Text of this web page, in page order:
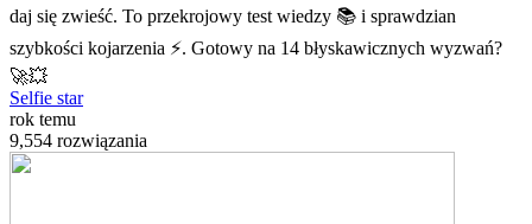
daj się zwieść. To przekrojowy test wiedzy 📚 i sprawdzian
szybkości kojarzenia ⚡. Gotowy na 14 błyskawicznych wyzwań?
🚀💥
Selfie star
rok temu
9,554 rozwiązania